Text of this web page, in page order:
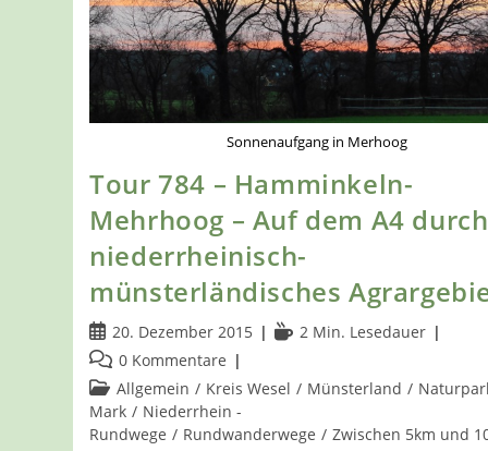
Bärenschleuse
Sonnenaufgang in Merhoog
Tour 784 – Hamminkeln-
Mehrhoog – Auf dem A4 durch
niederrheinisch-
münsterländisches
Beitrag
veröffentlicht:
20. Dezember 2015 Lesedauer:
2 Min. Lesedauer
Beitrags-
Kommentare:
0 Kommentare
Beitrags-
Kategorie:
Allgemein / Kreis Wesel / Münsterland /
Mark / Niederrhein -
Rundwege / Rundwanderwege / Zwischen 5km und